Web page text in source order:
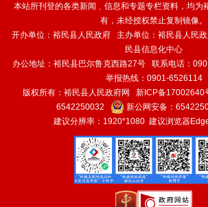
本站所刊登的各类新闻﹑信息和专题专栏资料，均为
有，未经授权禁止复制镜像。
开办单位：裕民县人民政府 主办单位：裕民县人民
民县信息化中心
办公地址：裕民县巴尔鲁克西路27号 联系电话：
举报热线：0901-6526114
版权所有：裕民县人民政府网 新ICP备17002640
6542250032
新公网安备：
建议分辨率：1920*1080 建议浏览器